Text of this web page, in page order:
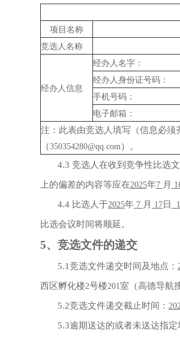
项目名称
竞选人名称
经办人信息
经办人名字：
经办人身份证号码：
手机号码：
电子邮箱：
注：此表由竞选人填写（信息必
（350354280@qq.com）。
4.3 竞选人在收到竞争性比选
上的偏差的内容等应在2025年7 月
4.4 比选人于2025年 7 月 17日
比选会议时间将顺延。
5、竞选文件的递交
5.1竞选文件递交时间及地点：
西区孵化楼2号楼201室（高德导航
5.2竞选文件递交截止时间：
5.3逾期送达的或者未送达指定